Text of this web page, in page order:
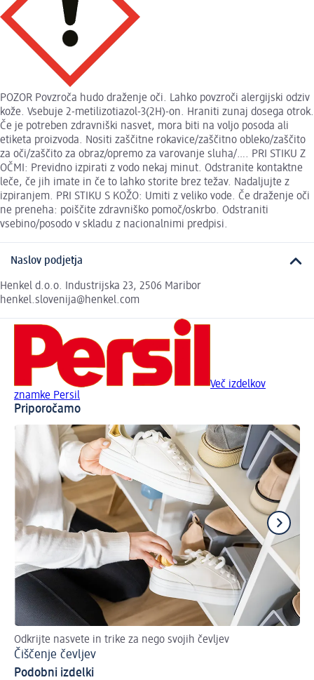
POZOR Povzroča hudo draženje oči. Lahko povzroči alergijski odziv
kože. Vsebuje 2-metilizotiazol-3(2H)-on. Hraniti zunaj dosega otrok.
Če je potreben zdravniški nasvet, mora biti na voljo posoda ali
etiketa proizvoda. Nositi zaščitne rokavice/zaščitno obleko/zaščito
za oči/zaščito za obraz/opremo za varovanje sluha/…. PRI STIKU Z
OČMI: Previdno izpirati z vodo nekaj minut. Odstranite kontaktne
leče, če jih imate in če to lahko storite brez težav. Nadaljujte z
izpiranjem. PRI STIKU S KOŽO: Umiti z veliko vode. Če draženje oči
ne preneha: poiščite zdravniško pomoč/oskrbo. Odstraniti
vsebino/posodo v skladu z nacionalnimi predpisi.
Naslov podjetja
Henkel d.o.o. Industrijska 23, 2506 Maribor
henkel.slovenija@henkel.com
Več izdelkov
znamke Persil
Priporočamo
Odkrijte nasvete in trike za nego svojih čevljev
Čiščenje čevljev
Podobni izdelki